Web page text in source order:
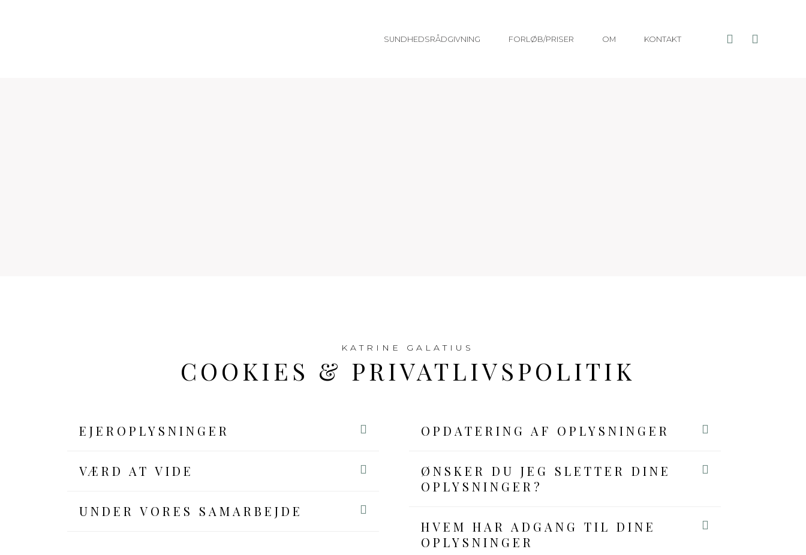
SUNDHEDSRÅDGIVNING FORLØB/PRISER OM KONTAKT
KATRINE GALATIUS
COOKIES & PRIVATLIVSPOLITIK
EJEROPLYSNINGER
VÆRD AT VIDE
UNDER VORES SAMARBEJDE
OPDATERING AF OPLYSNINGER
ØNSKER DU JEG SLETTER DINE
OPLYSNINGER?
HVEM HAR ADGANG TIL DINE
OPLYSNINGER